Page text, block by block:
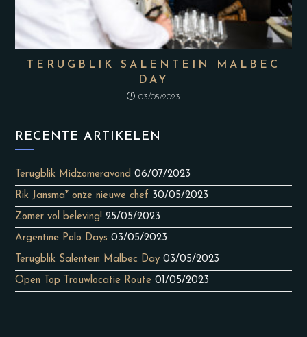
TERUGBLIK SALENTEIN MALBEC
DAY
03/05/2023
RECENTE ARTIKELEN
Terugblik Midzomeravond 06/07/2023
Rik Jansma* onze nieuwe chef 30/05/2023
Zomer vol beleving! 25/05/2023
Argentine Polo Days 03/05/2023
Terugblik Salentein Malbec Day 03/05/2023
Open Top Trouwlocatie Route 01/05/2023